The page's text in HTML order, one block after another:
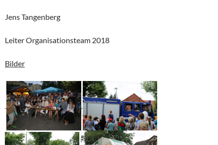
Jens Tangenberg
Leiter Organisationsteam 2018
Bilder